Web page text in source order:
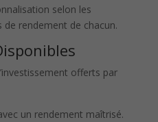
selon les
rendement de chacun.
offerts par
un rendement maîtrisé.